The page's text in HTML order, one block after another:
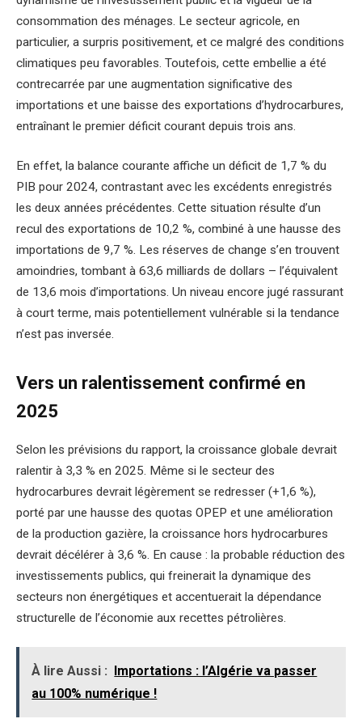
consommation des ménages. Le secteur agricole, en
particulier, a surpris positivement, et ce malgré des conditions
climatiques peu favorables. Toutefois, cette embellie a été
contrecarrée par une augmentation significative des
importations et une baisse des exportations d’hydrocarbures,
entraînant le premier déficit courant depuis trois ans.
En effet, la balance courante affiche un déficit de 1,7 % du
PIB pour 2024, contrastant avec les excédents enregistrés
les deux années précédentes. Cette situation résulte d’un
recul des exportations de 10,2 %, combiné à une hausse des
importations de 9,7 %. Les réserves de change s’en trouvent
amoindries, tombant à 63,6 milliards de dollars – l’équivalent
de 13,6 mois d’importations. Un niveau encore jugé rassurant
à court terme, mais potentiellement vulnérable si la tendance
n’est pas inversée.
Vers un ralentissement confirmé en
2025
Selon les prévisions du rapport, la croissance globale devrait
ralentir à 3,3 % en 2025. Même si le secteur des
hydrocarbures devrait légèrement se redresser (+1,6 %),
porté par une hausse des quotas OPEP et une amélioration
de la production gazière, la croissance hors hydrocarbures
devrait décélérer à 3,6 %. En cause : la probable réduction des
investissements publics, qui freinerait la dynamique des
secteurs non énergétiques et accentuerait la dépendance
structurelle de l’économie aux recettes pétrolières.
À lire Aussi : Importations : l’Algérie va passer
au 100% numérique !